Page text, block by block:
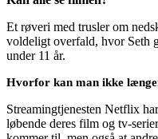
Et røveri med trusler om
voldeligt overfald, hvor Seth
under 11 år.
Hvorfor kan man ikke
Streamingtjenesten Netflix
løbende deres film og tv-